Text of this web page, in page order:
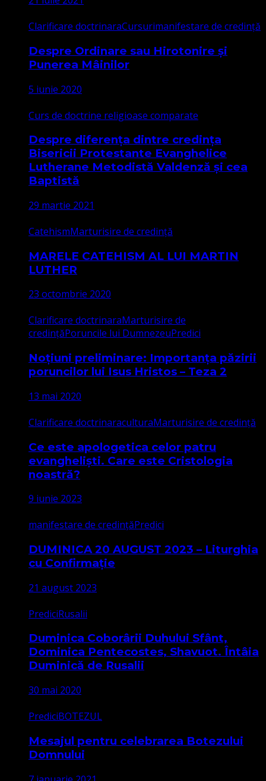
Clarificare doctrinaraCursurimanifestare de credință
Despre Ordinare sau Hirotonire și
Punerea Mâinilor
5 iunie 2020
Curs de doctrine religioase comparate
Despre diferența dintre credința
Bisericii Protestante Evanghelice
Lutherane Metodistă Valdenză și cea
Baptistă
29 martie 2021
CatehismMarturisire de credință
MARELE CATEHISM AL LUI MARTIN
LUTHER
23 octombrie 2020
Clarificare doctrinaraMarturisire de
credințăPoruncile lui DumnezeuPredici
Noțiuni preliminare: Importanța păzirii
poruncilor lui Isus Hristos – Teza 2
13 mai 2020
Clarificare doctrinaraculturaMarturisire de credință
Ce este apologetica celor patru
evangheliști. Care este Cristologia
noastră?
9 iunie 2023
manifestare de credințăPredici
DUMINICA 20 AUGUST 2023 – Liturghia
cu Confirmație
21 august 2023
PrediciRusalii
Duminica Coborârii Duhului Sfânt,
Dominica Pentecostes, Shavuot. Întâia
Duminică de Rusalii
30 mai 2020
PrediciBOTEZUL
Mesajul pentru celebrarea Botezului
Domnului